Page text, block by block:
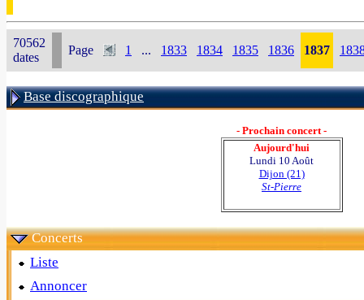
70562
dates
Page 1 ... 1833 1834 1835 1836 1837
Base discographique
- Prochain concert -
Aujourd'hui
Lundi 10 Août
Dijon (21)
St-Pierre
Concerts
Liste
Annoncer